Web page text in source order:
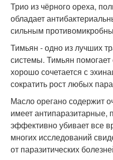
Трио из чёрного ореха,
обладает
сильным
Тимьян - одно из лучших
системы. Тимьян
хорошо сочетается с
сократить рост любых
Масло орегано содержит
имеет антипаразитарные,
эффективно убивает все
многих исследований
от паразитических